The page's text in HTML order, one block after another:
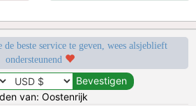
beste service te geven, wees alsjeblieft
ondersteunend
van: Oostenrijk